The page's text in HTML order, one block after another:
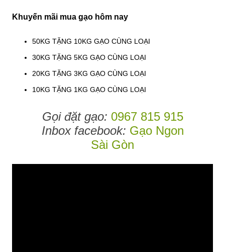
Khuyến mãi mua gạo hôm nay
50KG TẶNG 10KG GẠO CÙNG LOẠI
30KG TẶNG 5KG GẠO CÙNG LOẠI
20KG TẶNG 3KG GẠO CÙNG LOẠI
10KG TẶNG 1KG GẠO CÙNG LOẠI
Gọi đặt gạo: 0967 815 915
Inbox facebook: Gạo Ngon
Sài Gòn